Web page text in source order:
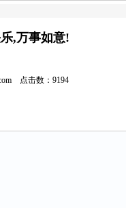
,万事如意!
点击数：9194